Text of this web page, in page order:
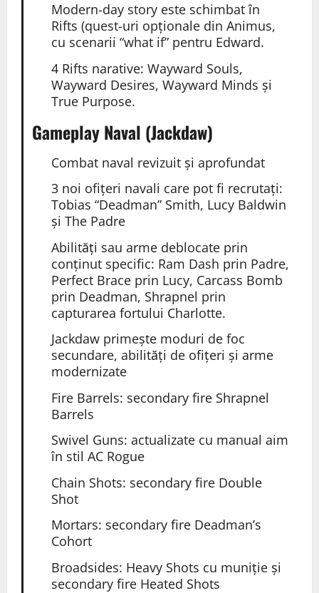
Modern-day story este schimbat în
Rifts (quest-uri opționale din Animus,
cu scenarii “what if” pentru Edward.
4 Rifts narative: Wayward Souls,
Wayward Desires, Wayward Minds și
True Purpose.
Gameplay Naval (Jackdaw)
Combat naval revizuit și aprofundat
3 noi ofițeri navali care pot fi recrutați:
Tobias “Deadman” Smith, Lucy Baldwin
și The Padre
Abilități sau arme deblocate prin
conținut specific: Ram Dash prin Padre,
Perfect Brace prin Lucy, Carcass Bomb
prin Deadman, Shrapnel prin
capturarea fortului Charlotte.
Jackdaw primește moduri de foc
secundare, abilități de ofițeri și arme
modernizate
Fire Barrels: secondary fire Shrapnel
Barrels
Swivel Guns: actualizate cu manual aim
în stil AC Rogue
Chain Shots: secondary fire Double
Shot
Mortars: secondary fire Deadman’s
Cohort
Broadsides: Heavy Shots cu muniție și
secondary fire Heated Shots